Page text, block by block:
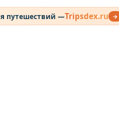
путешествий —Tripsdex.ru →